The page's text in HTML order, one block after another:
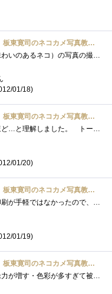
司のネコカメ写真教室パート2
今回は、あじネコ（味わいのあるネコ）の写真の撮り方、モノクロ、スライドショーがテーマでしたが、またしてもスライドショー以外はLightroom�...
01/18)
司のネコカメ写真教室パート2
講座を拝見し、なるほど…と理解しました。 トーンカーブの調整は、カラーで何度か経験しているため、内容自体はそれほど新鮮ではなかった�...
01/20)
司のネコカメ写真教室パート2
昔は、今ほどカラー印刷が手軽ではなかったので、モノクロームを意識した写真の撮影や、グラフ,資料を作っていましたが、最近は余りモノクロ�...
01/19)
司のネコカメ写真教室パート2
・絵画的な世界で想像力が増す・色彩が多すぎて被写体が目立たずに失敗・「仮想コピーを作成」し、並べて比較編集・被写体の陰影を際立たせ�...